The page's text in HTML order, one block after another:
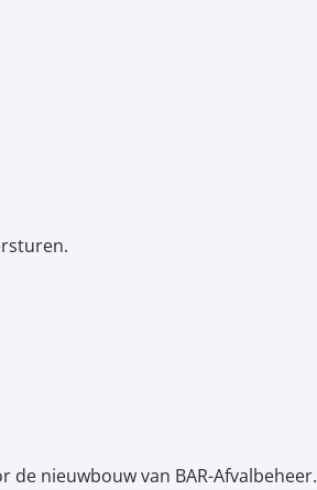
de nieuwbouw van BAR-Afvalbeheer.